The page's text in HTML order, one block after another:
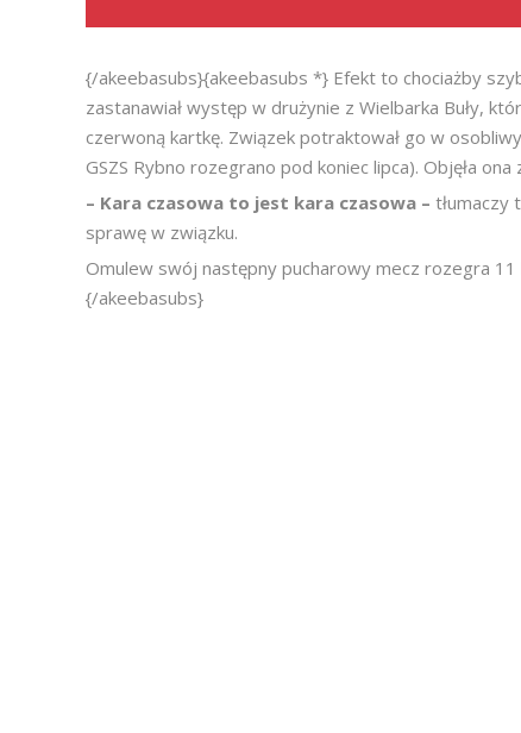
{/akeebasubs}{akeebasubs *} Efekt to chociażby
zastanawiał występ w drużynie z Wielbarka Buły,
czerwoną kartkę. Związek potraktował go w
GSZS Rybno rozegrano pod koniec lipca). Objęła
– Kara czasowa to jest kara czasowa – tłumaczy
sprawę w związku.
Omulew swój następny pucharowy mecz rozegra
{/akeebasubs}